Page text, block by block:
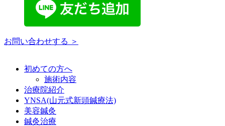
お問い合わせする ＞
初めての方へ
施術内容
治療院紹介
YNSA(山元式新頭鍼療法)
美容鍼灸
鍼灸治療